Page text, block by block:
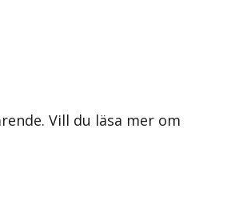
Vill du läsa mer om